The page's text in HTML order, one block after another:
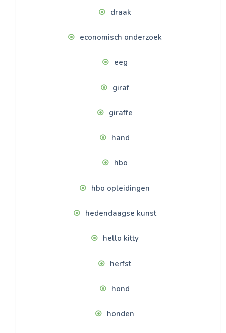
draak
economisch onderzoek
eeg
giraf
giraffe
hand
hbo
hbo opleidingen
hedendaagse kunst
hello kitty
herfst
hond
honden